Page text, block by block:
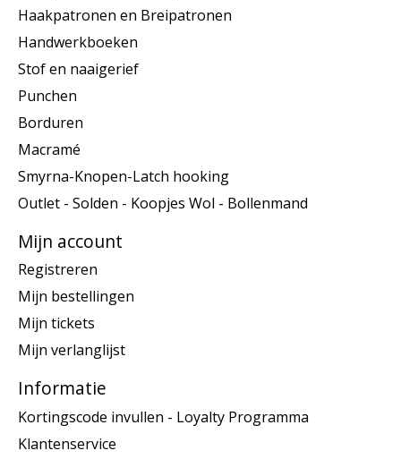
Haakpatronen en Breipatronen
Handwerkboeken
Stof en naaigerief
Punchen
Borduren
Macramé
Smyrna-Knopen-Latch hooking
Outlet - Solden - Koopjes Wol - Bollenmand
Mijn account
Registreren
Mijn bestellingen
Mijn tickets
Mijn verlanglijst
Informatie
Kortingscode invullen - Loyalty Programma
Klantenservice